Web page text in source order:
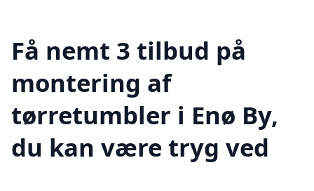
Få nemt 3 tilbud på
montering af
tørretumbler i Enø By,
du kan være tryg ved